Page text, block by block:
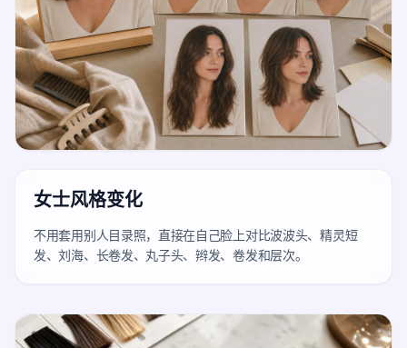
女士风格变化
不用套用别人目录照，直接在自己脸上对比波波头、精灵短
发、刘海、长卷发、丸子头、辫发、卷发和层次。